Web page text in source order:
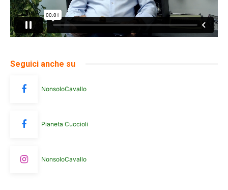
Seguici anche su
NonsoloCavallo
Pianeta Cuccioli
NonsoloCavallo